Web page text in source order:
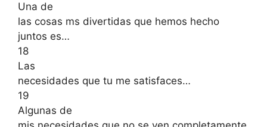
Una de
las cosas ms divertidas que hemos hecho
juntos es…
18
Las
necesidades que tu me satisfaces…
19
Algunas de